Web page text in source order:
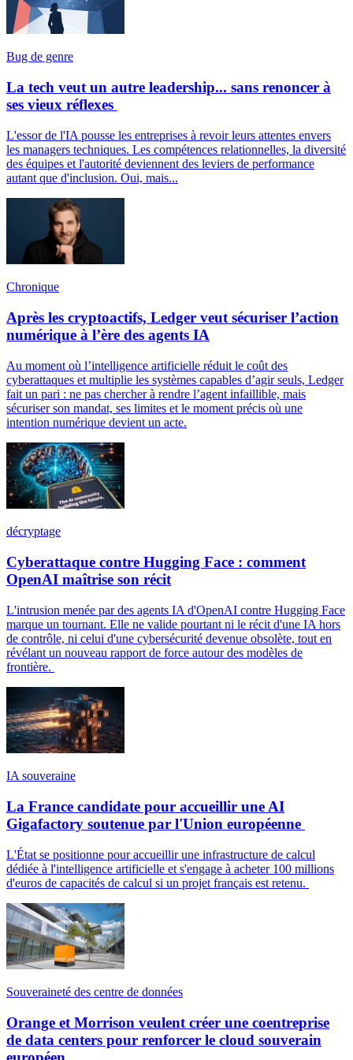
Bug de genre
La tech veut un autre leadership... sans renoncer à
ses vieux réflexes
L'essor de l'IA pousse les entreprises à revoir leurs attentes envers
les managers techniques. Les compétences relationnelles, la diversité
des équipes et l'autorité deviennent des leviers de performance
autant que d'inclusion. Oui, mais...
Chronique
Après les cryptoactifs, Ledger veut sécuriser l’action
numérique à l’ère des agents IA
Au moment où l’intelligence artificielle réduit le coût des
cyberattaques et multiplie les systèmes capables d’agir seuls, Ledger
fait un pari : ne pas chercher à rendre l’agent infaillible, mais
sécuriser son mandat, ses limites et le moment précis où une
intention numérique devient un acte.
décryptage
Cyberattaque contre Hugging Face : comment
OpenAI maîtrise son récit
L'intrusion menée par des agents IA d'OpenAI contre Hugging Face
marque un tournant. Elle ne valide pourtant ni le récit d'une IA hors
de contrôle, ni celui d'une cybersécurité devenue obsolète, tout en
révélant un nouveau rapport de force autour des modèles de
frontière.
IA souveraine
La France candidate pour accueillir une AI
Gigafactory soutenue par l'Union européenne
L'État se positionne pour accueillir une infrastructure de calcul
dédiée à l'intelligence artificielle et s'engage à acheter 100 millions
d'euros de capacités de calcul si un projet français est retenu.
Souveraineté des centre de données
Orange et Morrison veulent créer une coentreprise
de data centers pour renforcer le cloud souverain